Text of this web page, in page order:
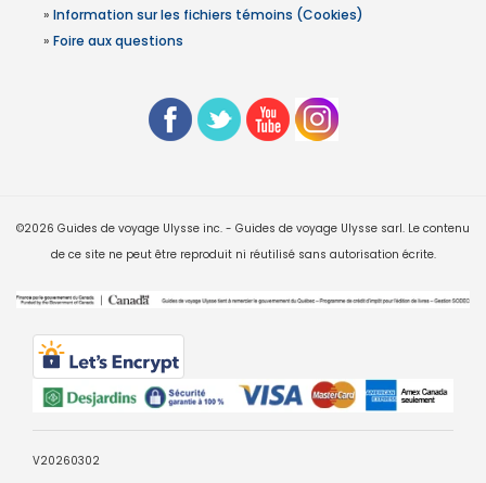
» Information sur les fichiers témoins (Cookies)
» Foire aux questions
©2026 Guides de voyage Ulysse inc. - Guides de voyage Ulysse sarl. Le contenu
de ce site ne peut être reproduit ni réutilisé sans autorisation écrite.
V20260302